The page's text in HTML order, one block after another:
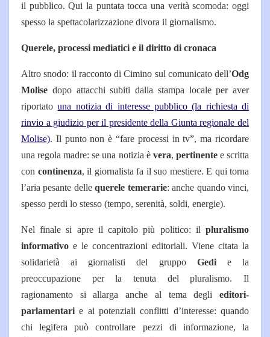
il pubblico.Qui la puntata tocca una verità scomoda: oggi
spesso la spettacolarizzazione divora il giornalismo.
Querele, processi mediatici e il diritto di cronaca
Altro snodo: il racconto di Cimino sul comunicato dell’Odg
Molise dopo attacchi subiti dalla stampa locale per aver
riportatouna notizia di interesse pubblico (la richiesta di
rinvio a giudizio per il presidente della Giunta regionale del
Molise). Il punto non è “fare processi in tv”, ma ricordare
una regola madre: se una notizia è vera, pertinentee scritta
con continenza, il giornalista fa il suo mestiere. E qui torna
l’aria pesante dellequerele temerarie: anche quando vinci,
spesso perdi lo stesso (tempo, serenità, soldi, energie).
Nel finale si apre il capitolo più politico: il pluralismo
informativo e le concentrazioni editoriali. Viene citata la
solidarietà ai giornalisti del gruppo Gedie la
preoccupazione per la tenuta del pluralismo. Il
ragionamento si allarga anche al tema degli editori-
parlamentari e ai potenziali conflitti d’interesse: quando
chi legifera può controllare pezzi di informazione, la